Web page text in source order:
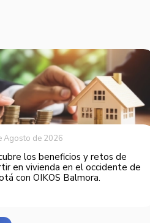
Agosto de 2026
los beneficios y retos de
en vivienda en el occidente de
con OIKOS Balmora.